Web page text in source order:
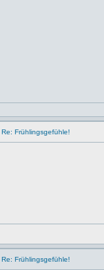
Re: Frühlingsgefühle!
Re: Frühlingsgefühle!